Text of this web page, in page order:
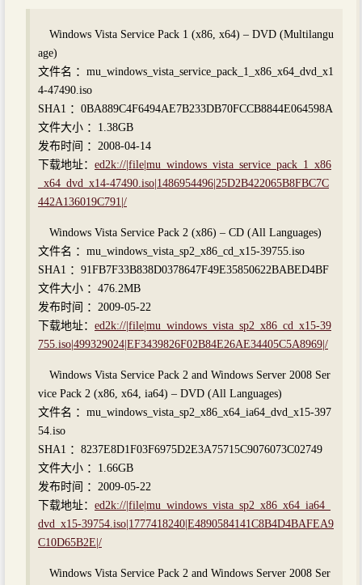
Windows Vista Service Pack 1 (x86, x64) – DVD (Multilangu
age)
文件名 ：mu_windows_vista_service_pack_1_x86_x64_dvd_x1
4-47490.iso
SHA1 ：0BA889C4F6494AE7B233DB70FCCB8844E064598A
文件大小 ：1.38GB
发布时间 ：2008-04-14
下载地址： ed2k://|file|mu_windows_vista_service_pack_1_x86
_x64_dvd_x14-47490.iso|1486954496|25D2B422065B8FBC7C
442A136019C791|/
Windows Vista Service Pack 2 (x86) – CD (All Languages)
文件名 ：mu_windows_vista_sp2_x86_cd_x15-39755.iso
SHA1 ：91FB7F33B838D0378647F49E35850622BABED4BF
文件大小 ：476.2MB
发布时间 ：2009-05-22
下载地址： ed2k://|file|mu_windows_vista_sp2_x86_cd_x15-39
755.iso|499329024|EF3439826F02B84E26AE34405C5A8969|/
Windows Vista Service Pack 2 and Windows Server 2008 Ser
vice Pack 2 (x86, x64, ia64) – DVD (All Languages)
文件名 ：mu_windows_vista_sp2_x86_x64_ia64_dvd_x15-397
54.iso
SHA1 ：8237E8D1F03F6975D2E3A75715C9076073C02749
文件大小 ：1.66GB
发布时间 ：2009-05-22
下载地址： ed2k://|file|mu_windows_vista_sp2_x86_x64_ia64_
dvd_x15-39754.iso|1777418240|E4890584141C8B4D4BAFEA9
C10D65B2E|/
Windows Vista Service Pack 2 and Windows Server 2008 Ser